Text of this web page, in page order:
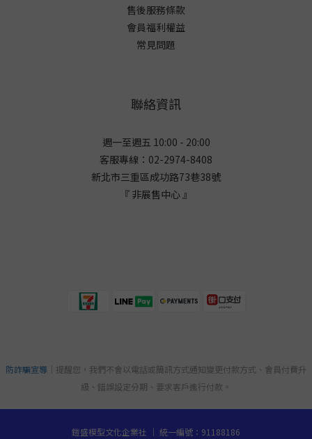
售後服務條款
會員福利權益
常見問題
聯絡資訊
週一至週五 10:00 - 20:00
客服專線：02-2974-8408
新北市三重區成功路73巷38號
『 非展售中心 』
防詐騙宣導 ｜提醒您，我們不會以電話或簡訊方式通知變更付款方式、會員付費升
級、錯誤設定分期、要求客戶進行付款。
鎧盛模型文化企業社 ｜ 統一編號：91188186